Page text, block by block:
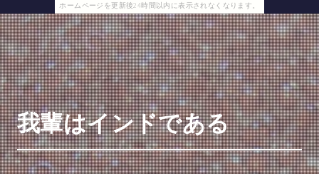
ホームページを更新後24時間以内に表示されなくなります。
我輩はインドである